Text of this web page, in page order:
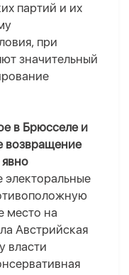
партий и их
при
значительный
в Брюсселе и
возвращение
электоральные
место на
Австрийская
у власти